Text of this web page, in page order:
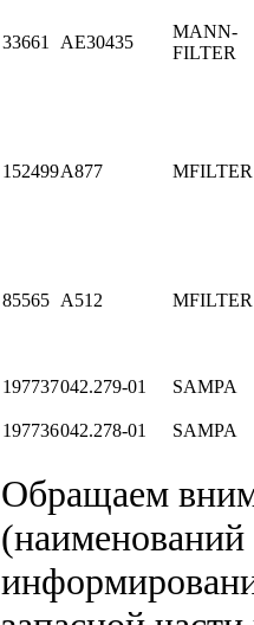
33661 AE30435
MANN-
FILTER
152499A877 MFILTER
85565 A512 MFILTER
197737042.279-01 SAMPA
197736042.278-01 SAMPA
Обращаем
(наименований